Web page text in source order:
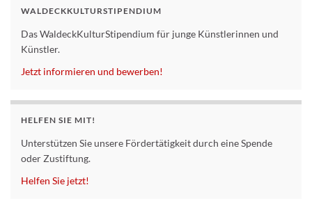
WALDECKKULTURSTIPENDIUM
Das WaldeckKulturStipendium für junge Künstlerinnen und
Künstler.
Jetzt informieren und bewerben!
HELFEN SIE MIT!
Unterstützen Sie unsere Fördertätigkeit durch eine Spende
oder Zustiftung.
Helfen Sie jetzt!